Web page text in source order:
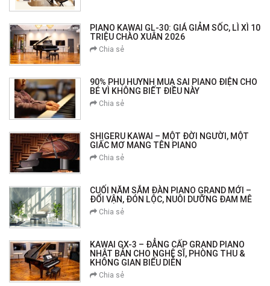
PIANO KAWAI GL-30: GIÁ GIẢM SỐC, LÌ XÌ 10
TRIỆU CHÀO XUÂN 2026
Chia sẻ
90% PHỤ HUYNH MUA SAI PIANO ĐIỆN CHO
BÉ VÌ KHÔNG BIẾT ĐIỀU NÀY
Chia sẻ
SHIGERU KAWAI – MỘT ĐỜI NGƯỜI, MỘT
GIẤC MƠ MANG TÊN PIANO
Chia sẻ
CUỐI NĂM SẮM ĐÀN PIANO GRAND MỚI –
ĐỔI VẬN, ĐÓN LỘC, NUÔI DƯỠNG ĐAM MÊ
Chia sẻ
KAWAI GX-3 – ĐẲNG CẤP GRAND PIANO
NHẬT BẢN CHO NGHỆ SĨ, PHÒNG THU &
KHÔNG GIAN BIỂU DIỄN
Chia sẻ